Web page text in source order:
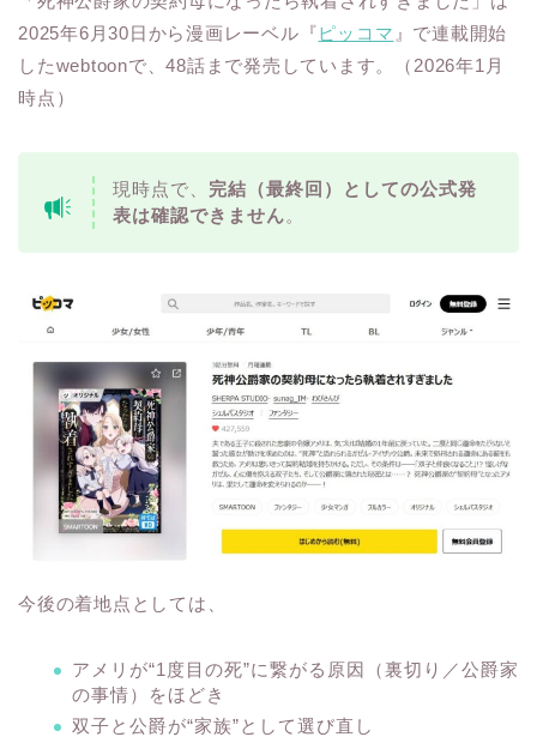
2025年6月30日から漫画レーベル『ピッコマ 』で連載開始
したwebtoonで、48話まで発売しています。（2026年1月
時点）
現時点で、 完結（最終回）としての公式発
表は確認できません。
今後の着地点としては、
アメリが“1度目の死”に繋がる原因（裏切り／公爵家
の事情）をほどき
双子と公爵が“家族”として選び直し